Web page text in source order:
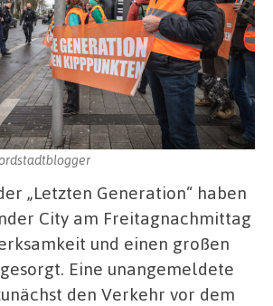
„Letzten Generation“ haben
City am Freitagnachmittag
und einen großen
Eine unangemeldete
den Verkehr vor dem